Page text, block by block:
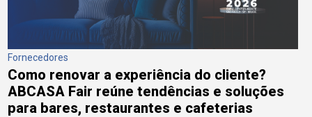
Fornecedores
Como renovar a experiência do cliente?
ABCASA Fair reúne tendências e soluções
para bares, restaurantes e cafeterias